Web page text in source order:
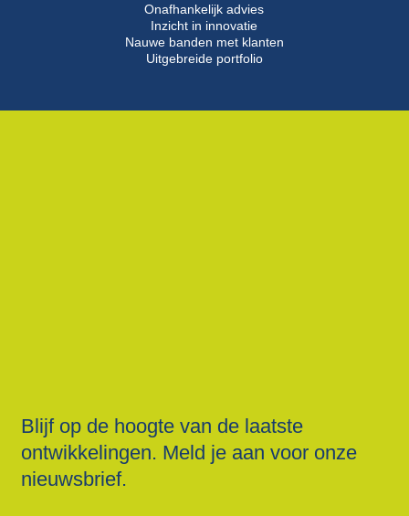
Onafhankelijk advies
Inzicht in innovatie
Nauwe banden met klanten
Uitgebreide portfolio
Blijf op de hoogte van de laatste
ontwikkelingen. Meld je aan voor onze
nieuwsbrief.